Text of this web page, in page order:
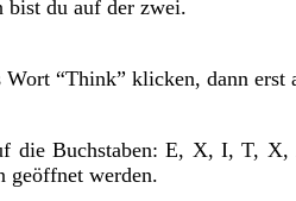
bist du auf der zwei.
Wort “Think” klicken, dann
die Buchstaben: E, X, I, T,
geöffnet werden.